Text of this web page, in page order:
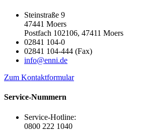
Steinstraße 9
47441 Moers
Postfach 102106, 47411 Moers
02841 104-0
02841 104-444 (Fax)
info@enni.de
Zum Kontaktformular
Service-Nummern
Service-Hotline:
0800 222 1040